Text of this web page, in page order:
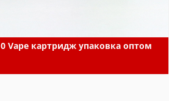
Vape картридж упаковка оптом